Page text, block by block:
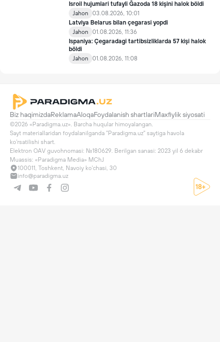
Isroil hujumlari tufayli Ğazoda 18 kişini halok böldi
Jahon
03.08.2026, 10:01
Latviya Belarus bilan çegarasi yopdi
Jahon
01.08.2026, 11:36
Ispaniya: Çegaradagi tartibsizliklarda 57 kişi halok
böldi
Jahon
01.08.2026, 11:08
Biz haqimizdaReklamaAloqaFoydalanish shartlariMaxfiylik siyosati
©2026 «Paradigma.uz». Barcha huqular himoyalangan.
Sayt materiallaridan foydalanilganda "Paradigma.uz" saytiga havola
ko'rsatilishi shart.
Elektron OAV guvohnomasi: №180629. Berilgan sanasi: 2023 yil 6 dekabr
Muassis: «Paradigma Media» MChJ
100011, Toshkent, Navoiy ko'chasi, 30
info@paradigma.uz